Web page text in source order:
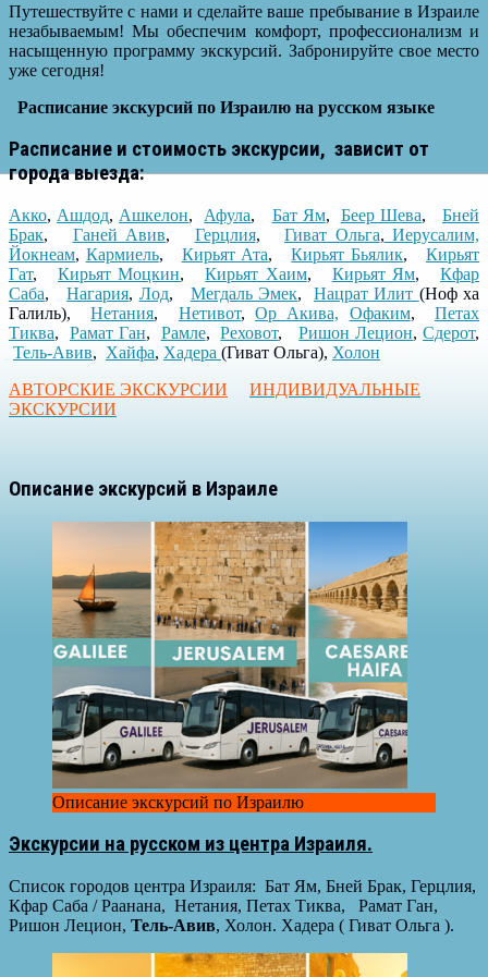
Путешествуйте с нами и сделайте ваше пребывание в Израиле
незабываемым! Мы обеспечим комфорт, профессионализм и
насыщенную программу экскурсий. Забронируйте свое место
уже сегодня!
Расписание экскурсий по Израилю на русском языке
Расписание и стоимость экскурсии, зависит от
города выезда:
Акко, Ашдод, Ашкелон, Афула, Бат Ям, Беер Шева,Бней
Брак, Ганей Авив, Герцлия, Гиват Ольга, Иерусалим,
Йокнеам, Кармиель, Кирьят Ата,Кирьят Бьялик,Кирьят
Гат, Кирьят Моцкин,Кирьят Хаим, Кирьят Ям,Кфар
Саба,Нагария, Лод, Мегдаль Эмек, Нацрат Илит (Ноф ха
Галиль),Нетания, Нетивот,Ор Акива, Офаким,Петах
Тиква, Рамат Ган, Рамле,Реховот,Ришон Лецион,Сдерот,
Тель-Авив, Хайфа, Хадера (Гиват Ольга), Холон
АВТОРСКИЕ ЭКСКУРСИИ
ИНДИВИДУАЛЬНЫЕ
ЭКСКУРСИИ
Описание экскурсий в Израиле
Описание экскурсий по Израилю
Экскурсии на русском из центра Израиля.
Список городов центра Израиля: Бат Ям, Бней Брак, Герцлия,
Кфар Саба / Раанана, Нетания, Петах Тиква, Рамат Ган,
Ришон Лецион, Тель-Авив, Холон. Хадера ( Гиват Ольга ).